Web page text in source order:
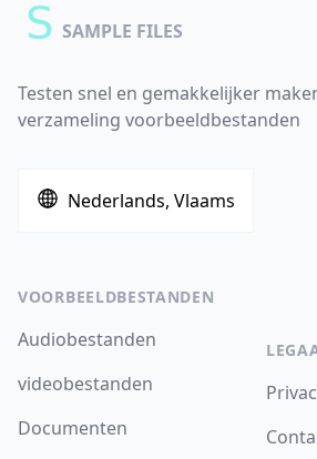
SAMPLE FILES
Testen snel en gemakkelijker
verzameling voorbeeldbestanden
Nederlands, Vlaams
VOORBEELDBESTANDEN
Audiobestanden
videobestanden
Documenten